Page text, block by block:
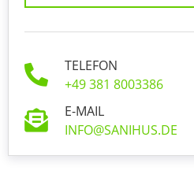
TELEFON
+49 381 8003386
E-MAIL
INFO@SANIHUS.DE